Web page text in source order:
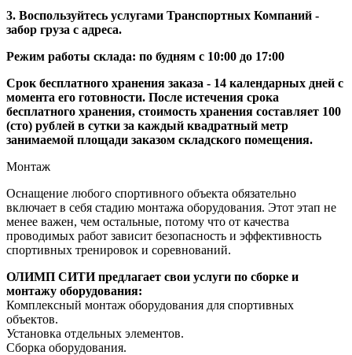
3. Воспользуйтесь услугами Транспортных Компаний -
забор груза с адреса.
Режим работы склада: по будням с 10:00 до 17:00
Срок бесплатного хранения заказа - 14 календарных дней с
момента его готовности. После истечения срока
бесплатного хранения, стоимость хранения составляет 100
(сто) рублей в сутки за каждый квадратный метр
занимаемой площади заказом складского помещения.
Монтаж
Оснащение любого спортивного объекта обязательно
включает в себя стадию монтажа оборудования. Этот этап не
менее важен, чем остальные, потому что от качества
проводимых работ зависит безопасность и эффективность
спортивных тренировок и соревнований.
ОЛИМП СИТИ предлагает свои услуги по сборке и
монтажу оборудования:
Комплексный монтаж оборудования для спортивных
объектов.
Установка отдельных элементов.
Сборка оборудования.